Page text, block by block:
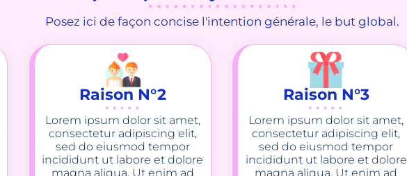
Posez ici de façon concise l'intention générale, le but global.
Raison N°2
Lorem ipsum dolor sit amet,
consectetur adipiscing elit,
sed do eiusmod tempor
incididunt ut labore et dolore
magna aliqua. Ut enim ad
Raison N°3
Lorem ipsum dolor sit amet,
consectetur adipiscing elit,
sed do eiusmod tempor
incididunt ut labore et dolore
magna aliqua. Ut enim ad